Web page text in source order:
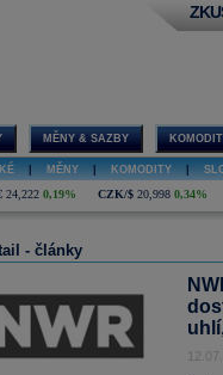
MĚNY & SAZBY
MĚNY KOMODITY
24,222 0,19% CZK/$ 20,998 0,34%
- články